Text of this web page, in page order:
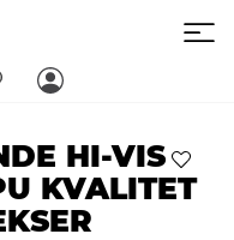
HI-VIS
KVALITET